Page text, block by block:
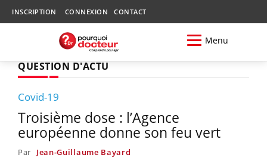
INSCRIPTION CONNEXION CONTACT
Menu
QUESTION D'ACTU
Covid-19
Troisième dose : l’Agence
européenne donne son feu vert
Par Jean-Guillaume Bayard